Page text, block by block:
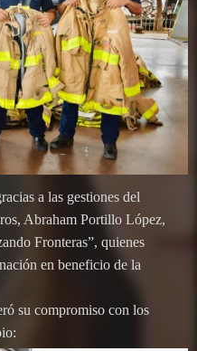
a las gestiones del
Abraham Portillo López,
Fronteras”, quienes
en beneficio de la
su compromiso con los